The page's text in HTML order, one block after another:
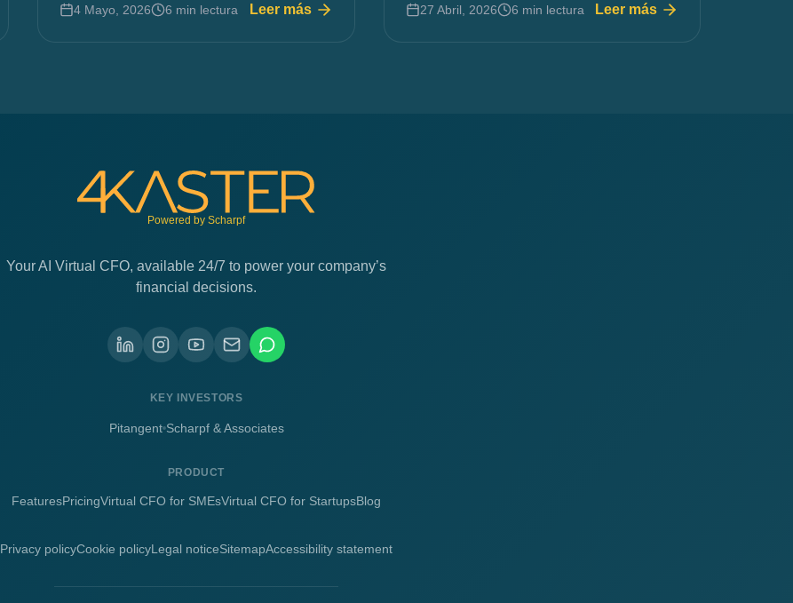
4 Mayo, 2026 6 min lectura Leer más 27 Abril, 2026 6 min lectura Leer más
Powered by Scharpf
Your AI Virtual CFO, available 24/7 to power your company’s
financial decisions.
KEY INVESTORS
Pitangent Scharpf & Associates
PRODUCT
FeaturesPricingVirtual CFO for SMEsVirtual CFO for StartupsBlog
Privacy policyCookie policyLegal noticeSitemapAccessibility statement